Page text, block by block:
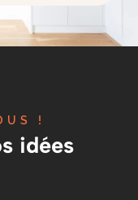
!
idées